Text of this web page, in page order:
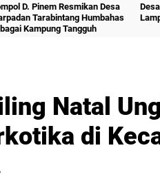
D. Pinem Resmikan Desa
Tarabintang Humbahas
Kampung Tangguh
Natal
di